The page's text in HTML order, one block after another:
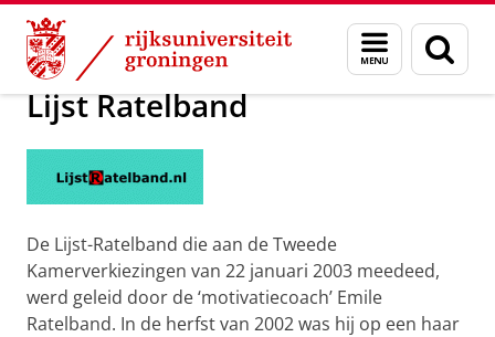
Skip
Content
Skip
Navigation
Menu
en
zoeken
Onderzoek Lijst Ratelband
Lijst Ratelband
De Lijst-Ratelband die aan de Tweede
Kamerverkiezingen van 22 januari 2003 meedeed,
werd geleid door de ‘motivatiecoach’ Emile
Ratelband. In de herfst van 2002 was hij op een haar